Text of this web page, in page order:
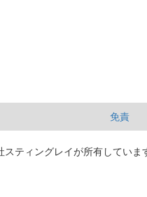
免責
ティングレイが所有していま